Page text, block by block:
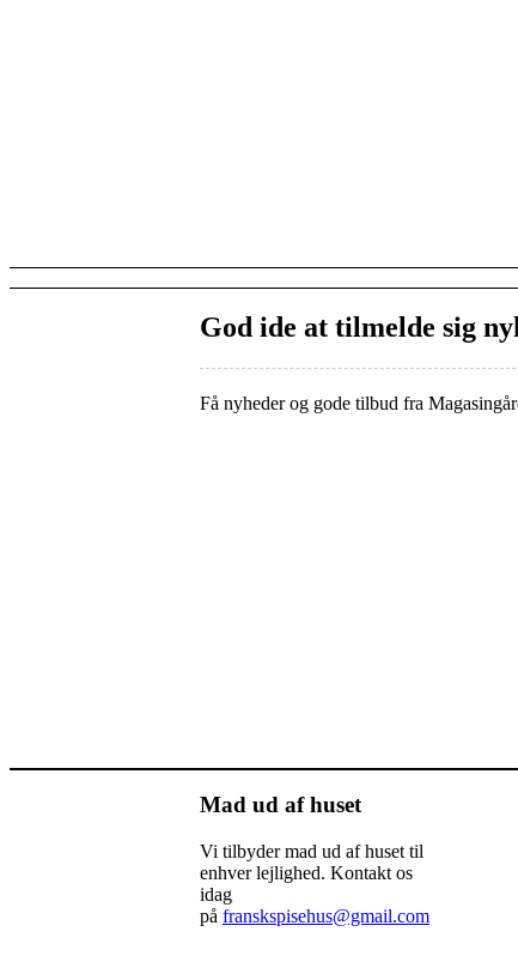
God ide at tilmelde sig
Få nyheder og gode tilbud fra
Mad ud af huset
Vi tilbyder mad ud af huset til
enhver lejlighed. Kontakt os
idag
på franskspisehus@gmail.com